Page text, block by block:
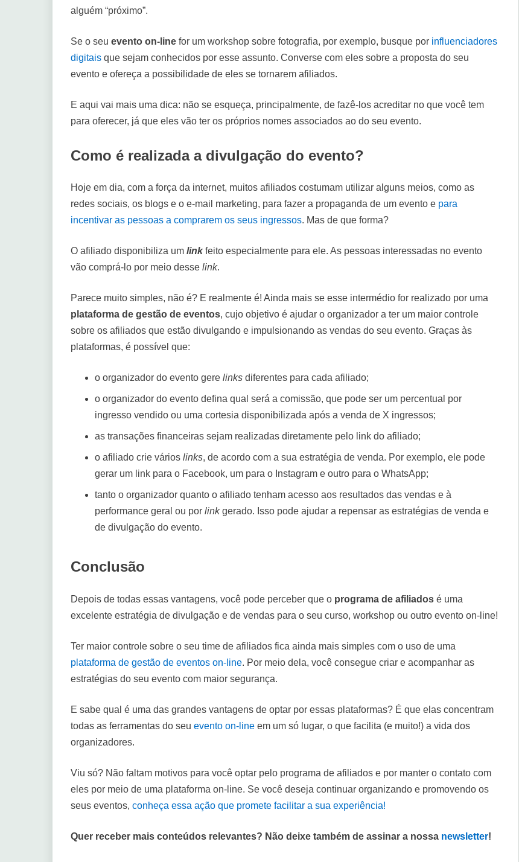
alguém “próximo”.
Se o seu evento on-line for um workshop sobre fotografia, por exemplo, busque por influenciadores
digitais que sejam conhecidos por esse assunto. Converse com eles sobre a proposta do seu
evento e ofereça a possibilidade de eles se tornarem afiliados.
E aqui vai mais uma dica: não se esqueça, principalmente, de fazê-los acreditar no que você tem
para oferecer, já que eles vão ter os próprios nomes associados ao do seu evento.
Como é realizada a divulgação do evento?
Hoje em dia, com a força da internet, muitos afiliados costumam utilizar alguns meios, como as
redes sociais, os blogs e o e-mail marketing, para fazer a propaganda de um evento e para
incentivar as pessoas a comprarem os seus ingressos. Mas de que forma?
O afiliado disponibiliza um linkfeito especialmente para ele. As pessoas interessadas no evento
vão comprá-lo por meio desse link.
Parece muito simples, não é? E realmente é! Ainda mais se esse intermédio for realizado por uma
plataforma de gestão de eventos, cujo objetivo é ajudar o organizador a ter um maior controle
sobre os afiliados que estão divulgando e impulsionando as vendas do seu evento. Graças às
plataformas, é possível que:
o organizador do evento gere links diferentes para cada afiliado;
o organizador do evento defina qual será a comissão, que pode ser um percentual por
ingresso vendido ou uma cortesia disponibilizada após a venda de X ingressos;
as transações financeiras sejam realizadas diretamente pelo link do afiliado;
o afiliado crie vários links, de acordo com a sua estratégia de venda. Por exemplo, ele pode
gerar um link para o Facebook, um para o Instagram e outro para o WhatsApp;
tanto o organizador quanto o afiliado tenham acesso aos resultados das vendas e à
performance geral ou por linkgerado. Isso pode ajudar a repensar as estratégias de venda e
de divulgação do evento.
Conclusão
Depois de todas essas vantagens, você pode perceber que o programa de afiliados é uma
excelente estratégia de divulgação e de vendas para o seu curso, workshop ou outro evento on-line!
Ter maior controle sobre o seu time de afiliados fica ainda mais simples com o uso de uma
plataforma de gestão de eventos on-line. Por meio dela, você consegue criar e acompanhar as
estratégias do seu evento com maior segurança.
E sabe qual é uma das grandes vantagens de optar por essas plataformas? É que elas concentram
todas as ferramentas do seu evento on-line em um só lugar, o que facilita (e muito!) a vida dos
organizadores.
Viu só? Não faltam motivos para você optar pelo programa de afiliados e por manter o contato com
eles por meio de uma plataforma on-line. Se você deseja continuar organizando e promovendo os
seus eventos, conheça essa ação que promete facilitar a sua experiência!
Quer receber mais conteúdos relevantes? Não deixe também de assinar a nossa newsletter!